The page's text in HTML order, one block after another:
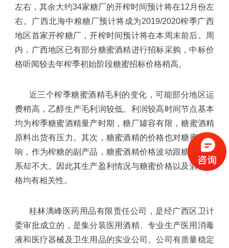
左右，其余大约34家糖厂的开榨时间预计将在12 月份左
右。广西北海中粮糖厂预计将成为2019/2020榨季广西
地区首家开榨糖厂，开榨时间预计将在本周末前后。周
内，广西地区已有部分糖蜜酒精进行招标采购，中标价
格听闻较去年榨季初始阶段糖蜜招标价格稍高。
近三个榨季糖蜜酒精毛利的变化，可能部分地区运
费稍高，乙醇生产毛利润较低。利润较高时间节点基本
均为榨季糖蜜酒精量产时期，糖厂罐容有限，糖蜜酒精
原料出货有压力。其次，糖蜜酒精的价格也对糖蜜有影
响，作为榨糖的副产品，糖蜜酒精价格波动跟糖价的关
系却不大。因此其生产盈利情况与糖蜜价格以及酒精 价
格均有相关性。
桂林漓峰医药用品有限责任公司，是经广西区卫计
委审批成立的，是集分装医用酒精、专业生产医用消毒
液和医疗器械及卫生用品的实业公司。公司有质量稳定